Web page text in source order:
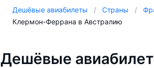
Дешёвые авиабилеты Страны
Клермон-Феррана в Австралию
Дешёвые